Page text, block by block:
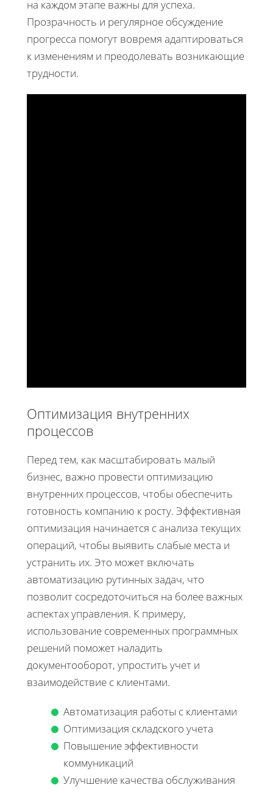
на каждом этапе важны для успеха.
Прозрачность и регулярное обсуждение
прогресса помогут вовремя адаптироваться
к изменениям и преодолевать возникающие
трудности.
Оптимизация внутренних
процессов
Перед тем, как масштабировать малый
бизнес, важно провести оптимизацию
внутренних процессов, чтобы обеспечить
готовность компанию к росту. Эффективная
оптимизация начинается с анализа текущих
операций, чтобы выявить слабые места и
устранить их. Это может включать
автоматизацию рутинных задач, что
позволит сосредоточиться на более важных
аспектах управления. К примеру,
использование современных программных
решений поможет наладить
документооборот, упростить учет и
взаимодействие с клиентами.
Автоматизация работы с клиентами
Оптимизация складского учета
Повышение эффективности
коммуникаций
Улучшение качества обслуживания